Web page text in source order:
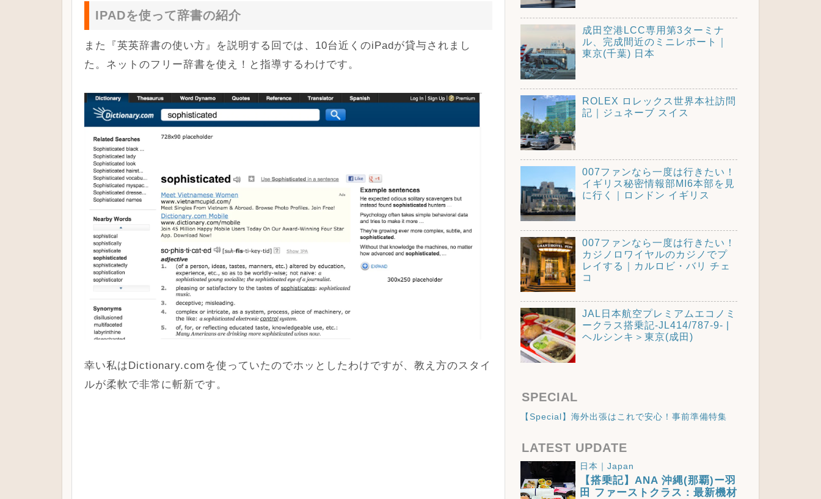
IPADを使って辞書の紹介
また『英英辞書の使い方』を説明する回では、10台近くのiPadが貸与されまし
た。ネットのフリー辞書を使え！と指導するわけです。
幸い私はDictionary.comを使っていたのでホッとしたわけですが、教え方のスタイ
ルが柔軟で非常に斬新です。
成田空港LCC専用第3ターミナ
ル、完成間近のミニレポート｜
東京(千葉) 日本
ROLEX ロレックス世界本社訪問
記｜ジュネーブ スイス
007ファンなら一度は行きたい！
イギリス秘密情報部MI6本部を見
に行く｜ロンドン イギリス
007ファンなら一度は行きたい！
カジノロワイヤルのカジノでプ
レイする｜カルロビ・バリ チェ
コ
JAL日本航空プレミアムエコノミ
ークラス搭乗記-JL414/787-9- |
ヘルシンキ＞東京(成田)
SPECIAL
【Special】海外出張はこれで安心！事前準備特集
LATEST UPDATE
日本｜Japan
【搭乗記】ANA 沖縄(那覇)ー羽
田 ファーストクラス：最新機材